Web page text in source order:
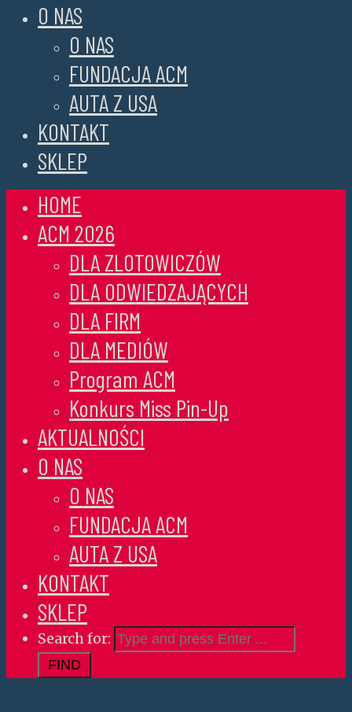
O NAS
O NAS
FUNDACJA ACM
AUTA Z USA
KONTAKT
SKLEP
HOME
ACM 2026
DLA ZLOTOWICZÓW
DLA ODWIEDZAJĄCYCH
DLA FIRM
DLA MEDIÓW
Program ACM
Konkurs Miss Pin-Up
AKTUALNOŚCI
O NAS
O NAS
FUNDACJA ACM
AUTA Z USA
KONTAKT
SKLEP
Search for: